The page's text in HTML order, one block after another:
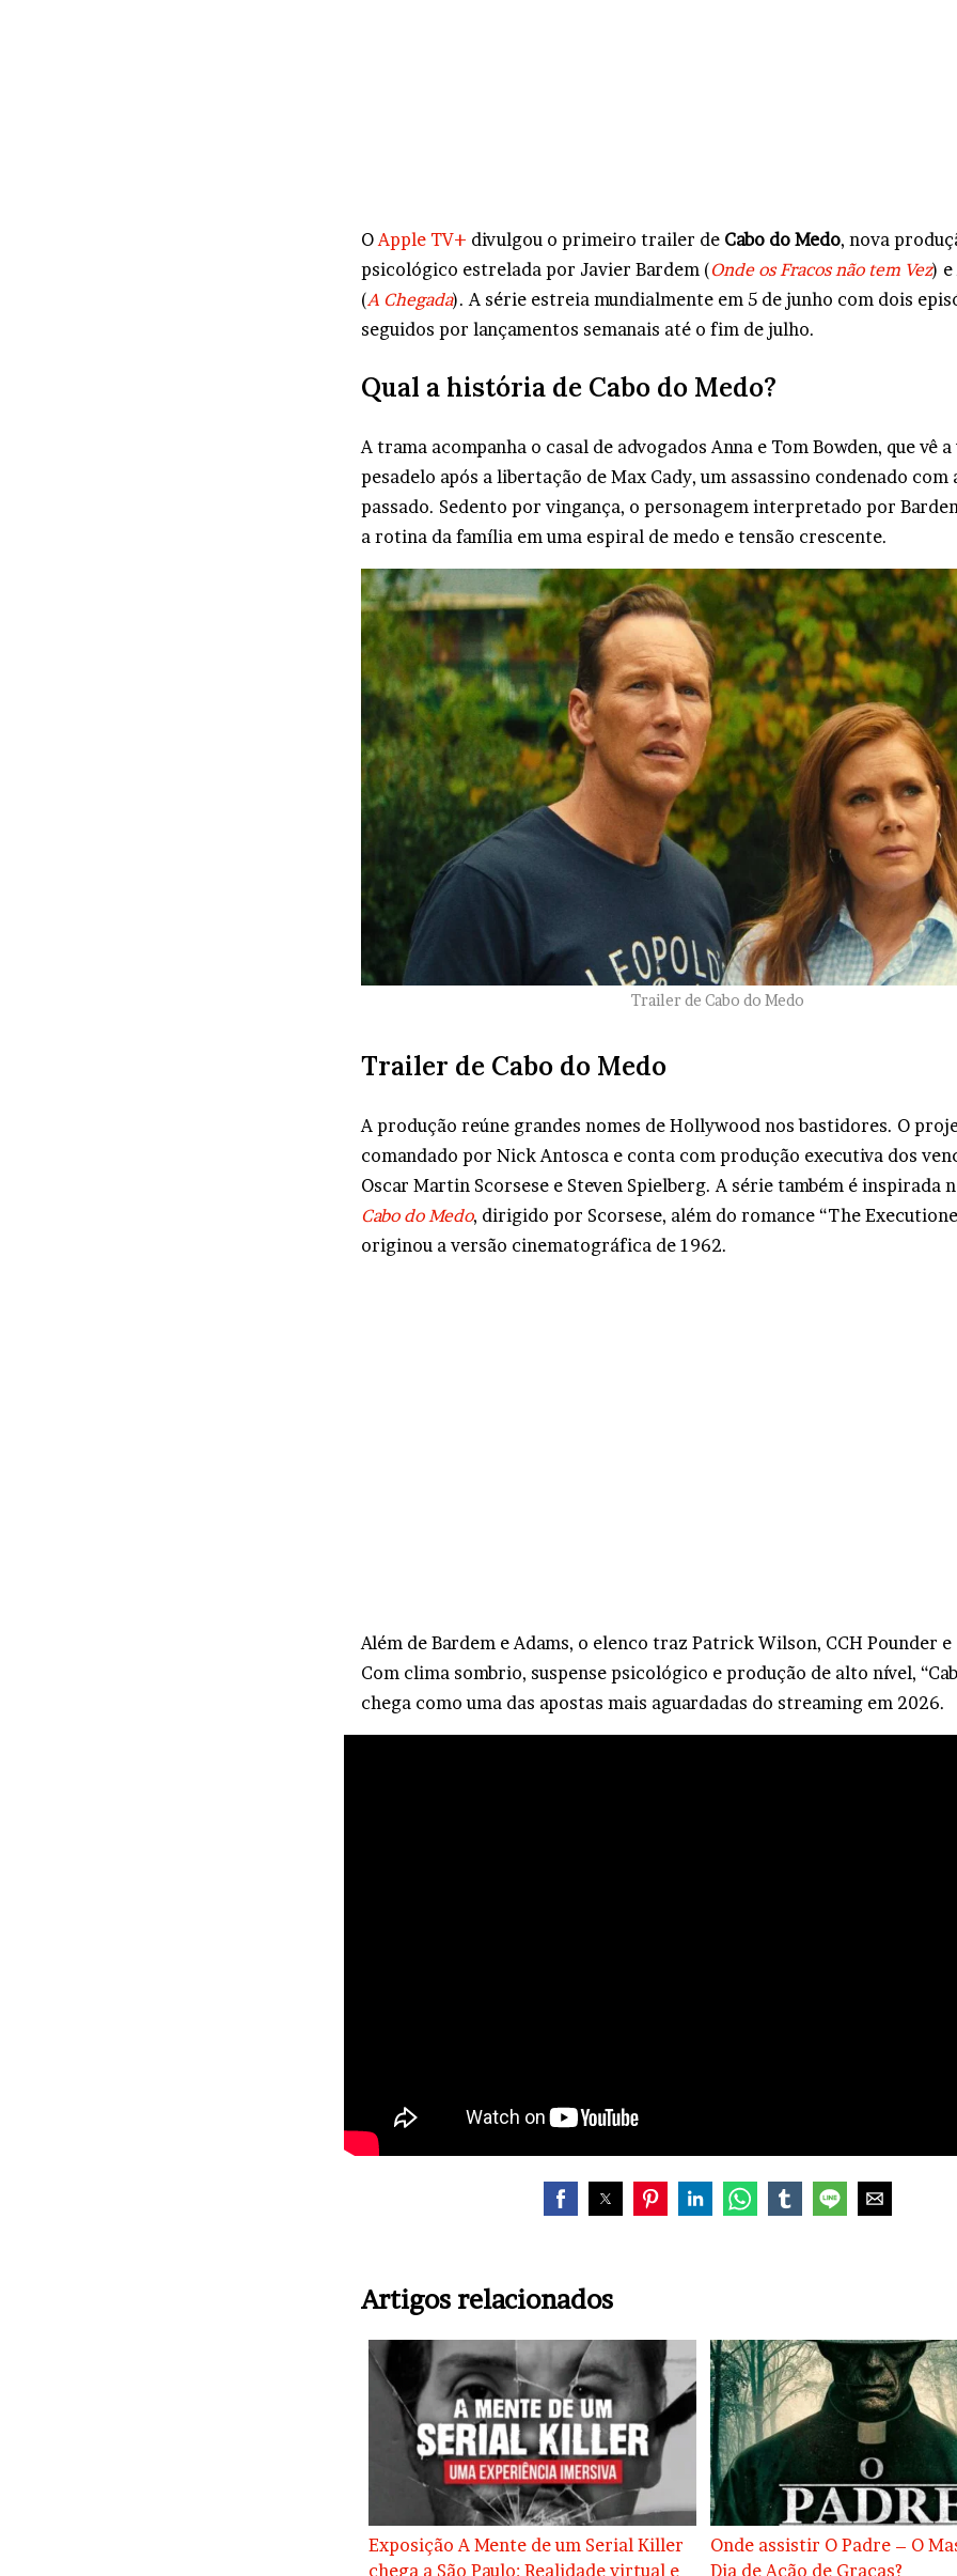
OApple TV+ divulgou o primeiro trailer de Cabo do Medo, nova
psicológico estrelada por Javier Bardem (Onde os Fracos não tem Vez) e
(A Chegada). A série estreia mundialmente em 5 de junho com dois
seguidos por lançamentos semanais até o fim de julho.
Qual a história de Cabo do Medo?
A trama acompanha o casal de advogados Anna e Tom Bowden, que vê
pesadelo após a libertação de Max Cady, um assassino condenado com
passado. Sedento por vingança, o personagem interpretado por
a rotina da família em uma espiral de medo e tensão crescente.
Trailer de Cabo do Medo
Trailer de Cabo do Medo
A produção reúne grandes nomes de Hollywood nos bastidores. O
comandado por Nick Antosca e conta com produção executiva dos
Oscar Martin Scorsese e Steven Spielberg. A série também é inspirada
Cabo do Medo, dirigido por Scorsese, além do romance “The
originou a versão cinematográfica de 1962.
Além de Bardem e Adams, o elenco traz Patrick Wilson, CCH Pounder
Com clima sombrio, suspense psicológico e produção de alto nível,
chega como uma das apostas mais aguardadas do streaming em 2026.
Artigos relacionados
Exposição A Mente de um Serial Killer
chega a São Paulo: Realidade virtual e
Onde assistir O Padre – O
Dia de Ação de Graças?